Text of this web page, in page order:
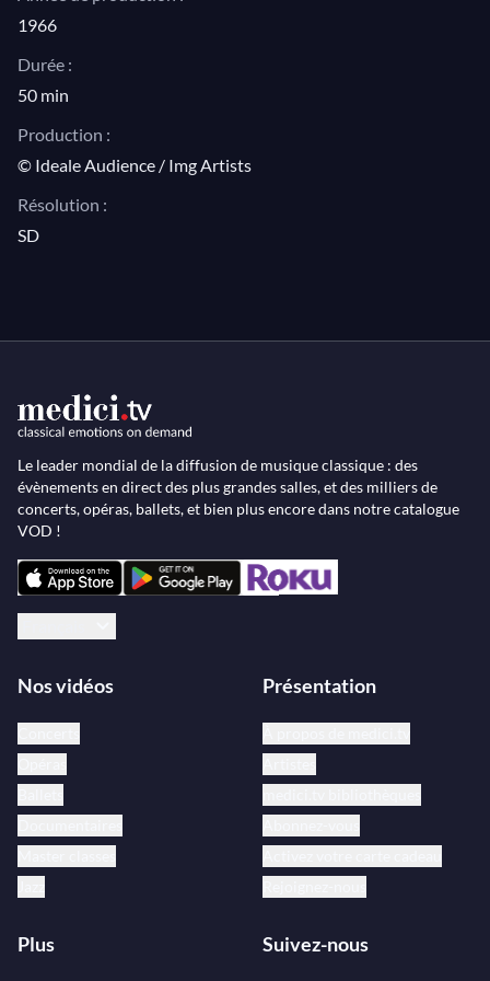
archive by Marcel Bluwal, 1959.
"Musique pour vous", INA archive by André Leroux,
1966.
1966
Durée :
50 min
Production :
© Ideale Audience / Img Artists
Résolution :
SD
Le leader mondial de la diffusion de musique classique : des
évènements en direct des plus grandes salles, et des milliers de
concerts, opéras, ballets, et bien plus encore dans notre catalogue
VOD !
Nos vidéos Présentation
Plus Suivez-nous